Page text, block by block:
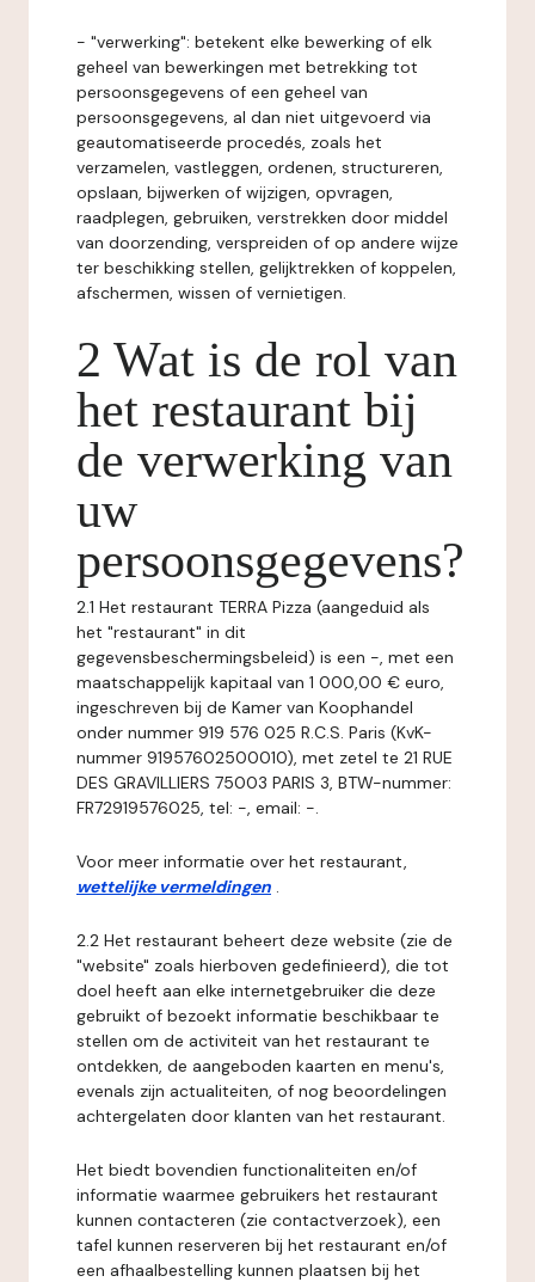
- "verwerking": betekent elke bewerking of elk
geheel van bewerkingen met betrekking tot
persoonsgegevens of een geheel van
persoonsgegevens, al dan niet uitgevoerd via
geautomatiseerde procedés, zoals het
verzamelen, vastleggen, ordenen, structureren,
opslaan, bijwerken of wijzigen, opvragen,
raadplegen, gebruiken, verstrekken door middel
van doorzending, verspreiden of op andere wijze
ter beschikking stellen, gelijktrekken of koppelen,
afschermen, wissen of vernietigen.
2 Wat is de rol van
het restaurant bij
de verwerking van
uw
persoonsgegevens?
2.1 Het restaurant TERRA Pizza (aangeduid als
het "restaurant" in dit
gegevensbeschermingsbeleid) is een -, met een
maatschappelijk kapitaal van 1 000,00 € euro,
ingeschreven bij de Kamer van Koophandel
onder nummer 919 576 025 R.C.S. Paris (KvK-
nummer 91957602500010), met zetel te 21 RUE
DES GRAVILLIERS 75003 PARIS 3, BTW-nummer:
FR72919576025, tel: -, email: -.
Voor meer informatie over het restaurant,
wettelijke vermeldingen .
2.2 Het restaurant beheert deze website (zie de
"website" zoals hierboven gedefinieerd), die tot
doel heeft aan elke internetgebruiker die deze
gebruikt of bezoekt informatie beschikbaar te
stellen om de activiteit van het restaurant te
ontdekken, de aangeboden kaarten en menu's,
evenals zijn actualiteiten, of nog beoordelingen
achtergelaten door klanten van het restaurant.
Het biedt bovendien functionaliteiten en/of
informatie waarmee gebruikers het restaurant
kunnen contacteren (zie contactverzoek), een
tafel kunnen reserveren bij het restaurant en/of
een afhaalbestelling kunnen plaatsen bij het